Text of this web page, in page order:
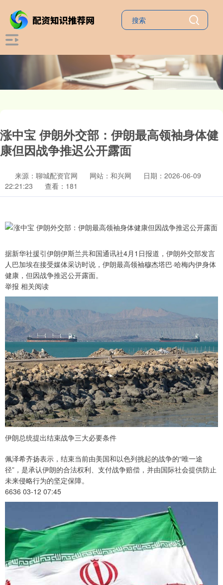
涨中宝 伊朗外交部：伊朗最高领袖身体健
康但因战争推迟公开露面
来源：聊城配资官网 网站：和兴网
日期：2026-06-09
22:21:23
查看：181
据新华社援引伊朗伊斯兰共和国通讯社4月1日报道，伊朗外交部发言
人巴加埃在接受媒体采访时说，伊朗最高领袖穆杰塔巴·哈梅内伊身体
健康，但因战争推迟公开露面。
举报 相关阅读
伊朗总统提出结束战争三大必要条件
佩泽希齐扬表示，结束当前由美国和以色列挑起的战争的“唯一途
径”，是承认伊朗的合法权利、支付战争赔偿，并由国际社会提供防止
未来侵略行为的坚定保障。
6636 03-12 07:45